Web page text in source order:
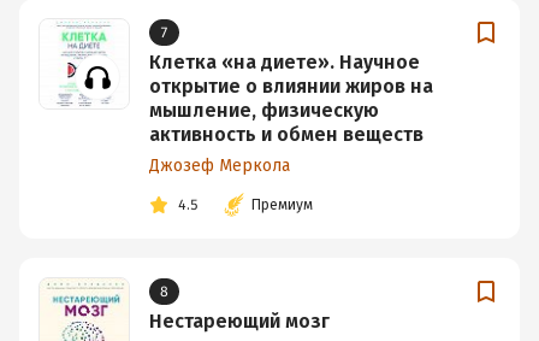
7
Клетка «на диете». Научное
открытие о влиянии жиров на
мышление, физическую
активность и обмен веществ
Джозеф Меркола
4.5 Премиум
8
Нестареющий мозг